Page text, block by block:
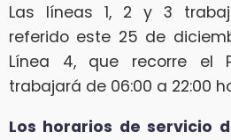
Las líneas 1, 2 y 3
referido este 25 de
Línea 4, que recorre el
trabajará de 06:00 a 22:00
Los horarios de servicio